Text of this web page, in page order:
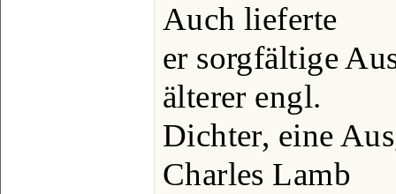
Auch lieferte
er sorgfältige
älterer engl.
Dichter, eine
Charles Lamb